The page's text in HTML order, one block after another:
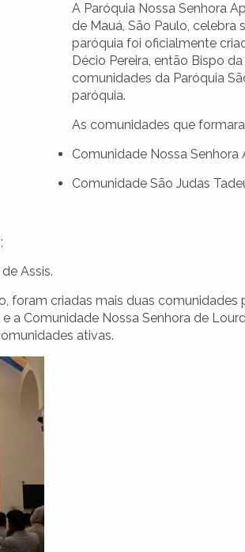
A Paróquia Nossa Senhora
de Mauá, São Paulo, celebra
paróquia foi oficialmente
Décio Pereira, então Bispo
comunidades da Paróquia
paróquia.
As comunidades que
Comunidade Nossa Senhora
Comunidade São Judas
Assis.
foram criadas mais duas comunidades
a Comunidade Nossa Senhora de
ativas.